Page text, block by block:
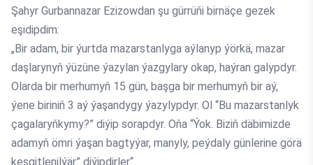
Şahyr Gurbannazar Ezizowdan şu gürrüňi birnäçe gezek
eşidipdim:
„Bir adam, bir ýurtda mazarstanlyga aýlanyp ýörkä, mazar
daşlarynyň ýüzüne ýazylan ýazgylary okap, haýran galypdyr.
Olarda bir merhumyň 15 gün, başga bir merhumyň bir aý,
ýene biriniň 3 aý ýaşandygy ýazylypdyr. Ol “Bu mazarstanlyk
çagalaryňkymy?” diýip sorapdyr. Oňa “Ýok. Biziň däbimizde
adamyň ömri ýaşan bagtyýar, manyly, peýdaly günlerine görä
kesgitlenilýär” diýipdirler“.